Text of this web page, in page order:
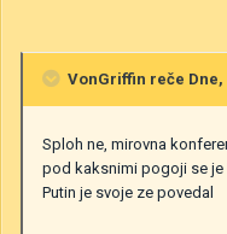
VonGriffin reče Dne,
Sploh ne, mirovna
pod kaksnimi pogoji se je
Putin je svoje ze povedal